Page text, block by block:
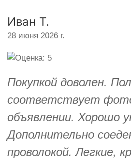
Иван Т.
28 июня 2026 г.
Покупкой доволен.
соответствует
объявлении. Хорошо
Дополнительно
проволокой. Легкие,